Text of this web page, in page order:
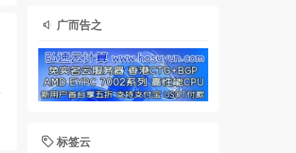
 广而告之
 标签云